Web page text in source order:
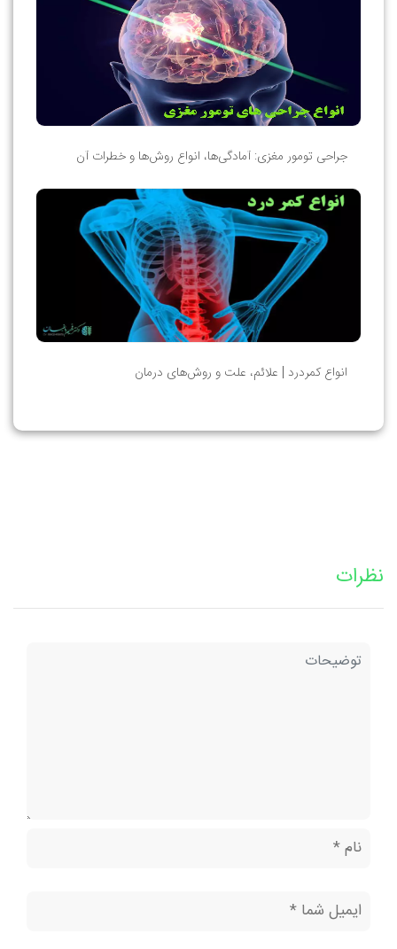
جراحی تومور مغزی: آمادگی‌ها، انواع روش‌ها و خطرات آن
انواع کمردرد | علائم، علت و روش‌های درمان
نظرات